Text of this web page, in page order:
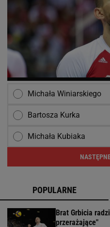
Michała Winiarskiego
Bartosza Kurka
Michała Kubiaka
POPULARNE
Brat Grbicia
przerażające"